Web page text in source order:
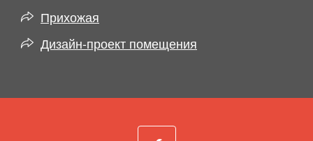
Прихожая
Дизайн-проект помещения